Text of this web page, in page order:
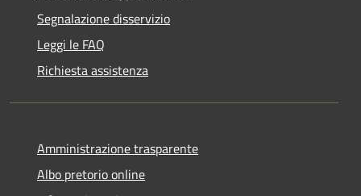
Segnalazione disservizio
Leggi le FAQ
Richiesta assistenza
Amministrazione trasparente
Albo pretorio online